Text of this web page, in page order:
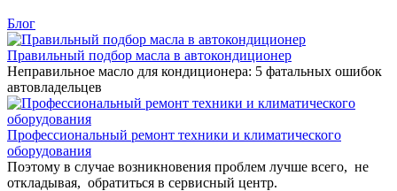
Блог
Правильный подбор масла в автокондиционер
Неправильное масло для кондиционера: 5 фатальных ошибок
автовладельцев
Профессиональный ремонт техники и климатического
оборудования
Поэтому в случае возникновения проблем лучше всего, не
откладывая, обратиться в сервисный центр.